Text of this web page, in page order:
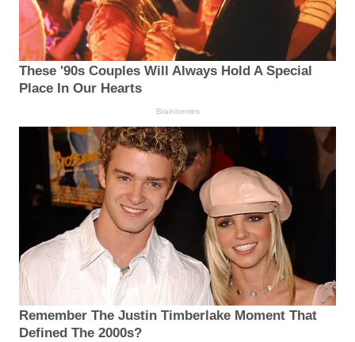
These '90s Couples Will Always Hold A Special
Place In Our Hearts
Brainberries
Remember The Justin Timberlake Moment That
Defined The 2000s?